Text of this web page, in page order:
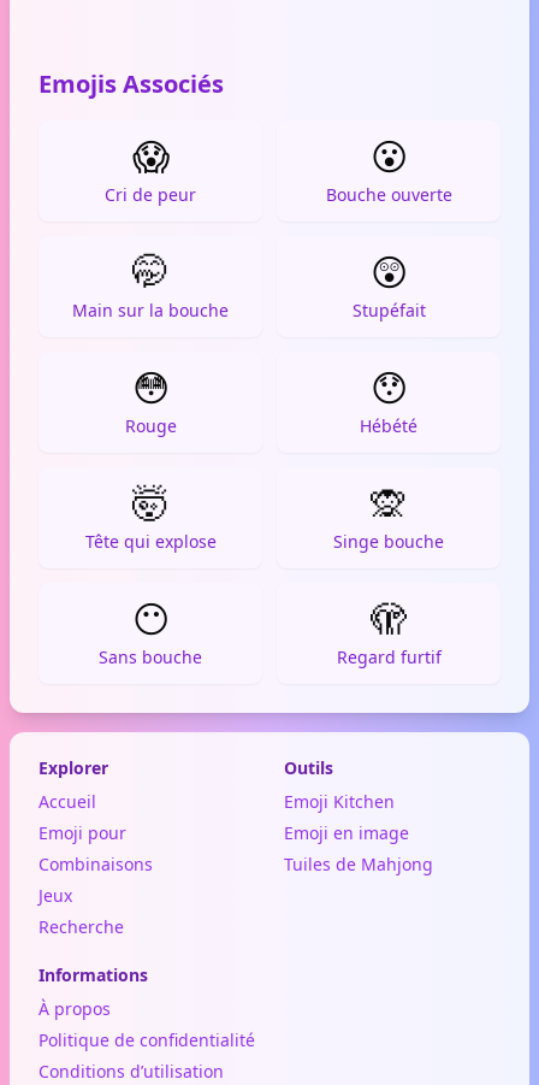
Emojis Associés
😱
Cri de peur
😮
Bouche ouverte
🤭
Main sur la bouche
😲
Stupéfait
😳
Rouge
😯
Hébété
🤯
Tête qui explose
🙊
Singe bouche
😶
Sans bouche
🫣
Regard furtif
Explorer
Accueil
Emoji pour
Combinaisons
Jeux
Recherche
Outils
Emoji Kitchen
Emoji en image
Tuiles de Mahjong
Informations
À propos
Politique de confidentialité
Conditions d’utilisation